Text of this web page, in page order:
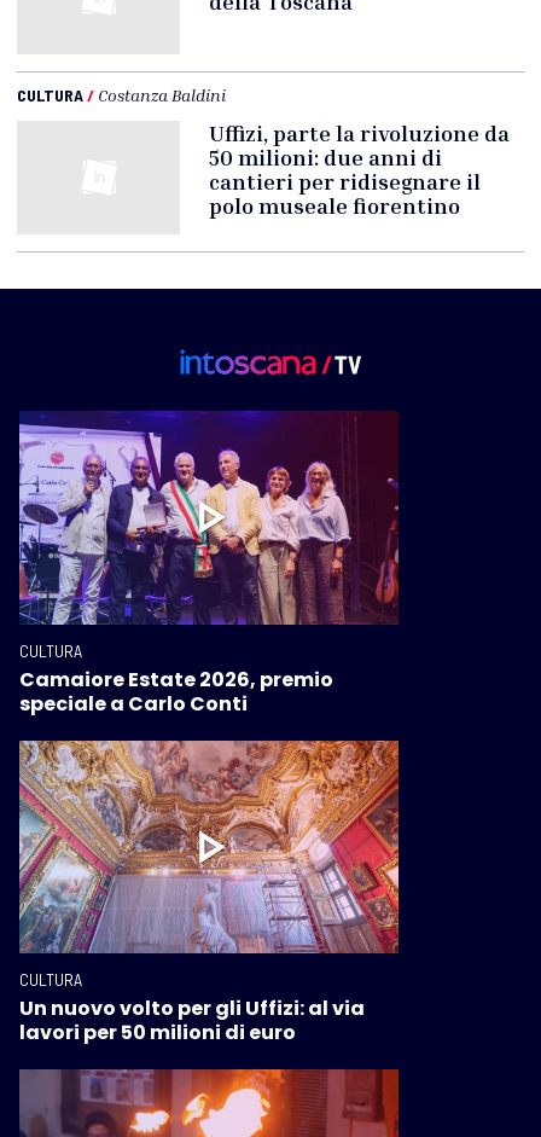
CULTURA/ Costanza Baldini
Uffizi, parte la rivoluzione da
50 milioni: due anni di
cantieri per ridisegnare il
polo museale fiorentino
CULTURA
Camaiore Estate 2026, premio
speciale a Carlo Conti
CULTURA
Un nuovo volto per gli Uffizi: al via
lavori per 50 milioni di euro